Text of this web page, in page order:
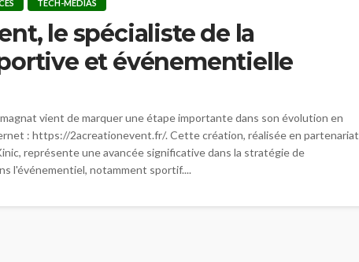
TECH-MÉDIAS
le spécialiste de la
et événementielle
vient de marquer une étape importante dans son évolution en
: https://2acreationevent.fr/. Cette création, réalisée en partenariat
représente une avancée significative dans la stratégie de
l'événementiel, notamment sportif....